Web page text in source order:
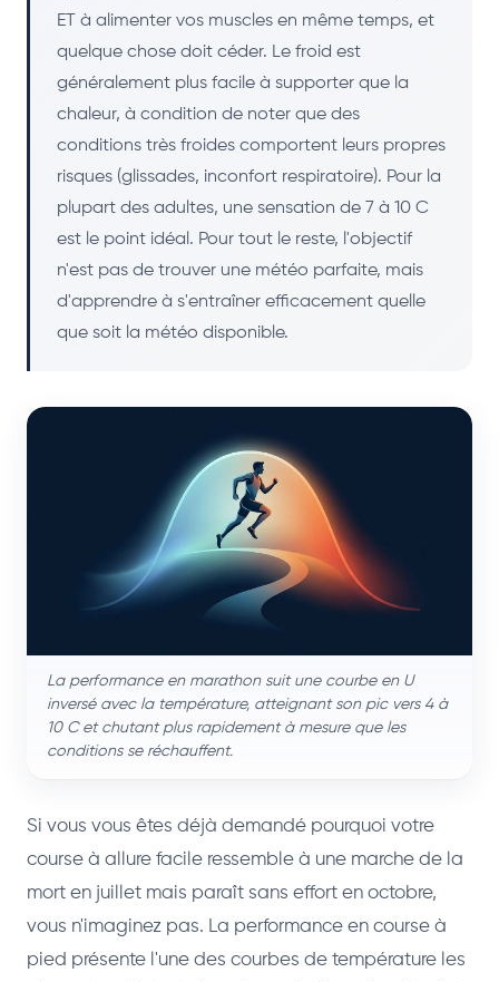
ET à alimenter vos muscles en même temps, et
quelque chose doit céder. Le froid est
généralement plus facile à supporter que la
chaleur, à condition de noter que des
conditions très froides comportent leurs propres
risques (glissades, inconfort respiratoire). Pour la
plupart des adultes, une sensation de 7 à 10 C
est le point idéal. Pour tout le reste, l'objectif
n'est pas de trouver une météo parfaite, mais
d'apprendre à s'entraîner efficacement quelle
que soit la météo disponible.
La performance en marathon suit une courbe en U
inversé avec la température, atteignant son pic vers 4 à
10 C et chutant plus rapidement à mesure que les
conditions se réchauffent.
Si vous vous êtes déjà demandé pourquoi votre
course à allure facile ressemble à une marche de la
mort en juillet mais paraît sans effort en octobre,
vous n'imaginez pas. La performance en course à
pied présente l'une des courbes de température les